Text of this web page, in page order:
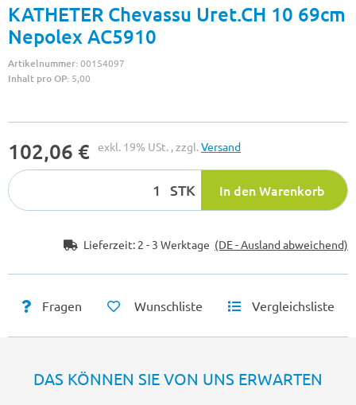
KATHETER Chevassu Uret.CH 10 69cm
Nepolex AC5910
Artikelnummer:00154097
Inhalt pro OP: 5,00
102,06 € exkl. 19% USt. , zzgl.Versand
STK In den Warenkorb
Lieferzeit: 2 - 3 Werktage (DE - Ausland abweichend)
Fragen Wunschliste Vergleichsliste
DAS KÖNNEN SIE VON UNS ERWARTEN